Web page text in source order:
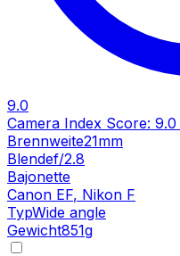
9.0
Camera Index Score: 9.0
Brennweite21mm
Blendef/2.8
Bajonette
Canon EF, Nikon F
TypWide angle
Gewicht851g